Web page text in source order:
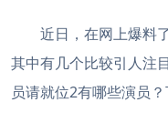
近日，在网上爆料了
其中有几个比较引人注
员请就位2有哪些演员？